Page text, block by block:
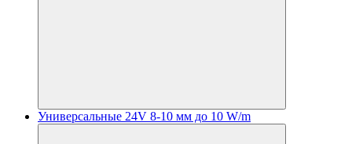
Универсальные 24V 8-10 мм до 10 W/m